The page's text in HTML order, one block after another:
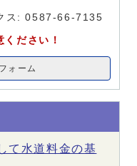
ス: 0587-66-7135
ださい！
ォーム
て水道料金の基